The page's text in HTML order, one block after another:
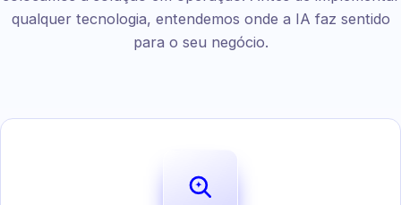
qualquer tecnologia, entendemos onde a IA faz sentido
para o seu negócio.